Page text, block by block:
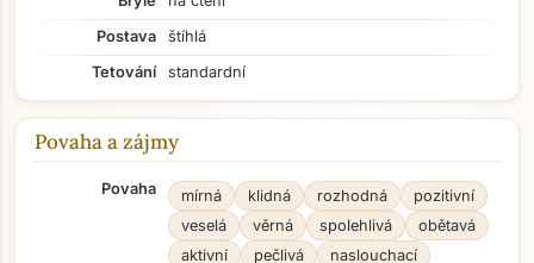
Postava
štíhlá
Tetování
standardní
Povaha a zájmy
Povaha mírná klidná rozhodná
pozitivní
veselá
věrná spolehlivá
obětavá
aktivní
pečlivá
naslouchací